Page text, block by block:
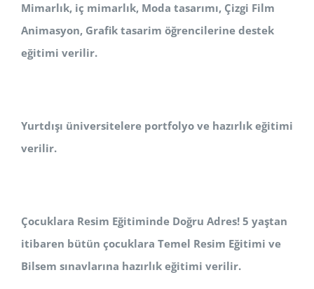
Mimarlık, iç mimarlık, Moda tasarımı, Çizgi Film
Animasyon, Grafik tasarim öğrencilerine destek
eğitimi verilir.
Yurtdışı üniversitelere portfolyo ve hazırlık eğitimi
verilir.
Çocuklara Resim Eğitiminde Doğru Adres! 5 yaştan
itibaren bütün çocuklara Temel Resim Eğitimi ve
Bilsem sınavlarına hazırlık eğitimi verilir.